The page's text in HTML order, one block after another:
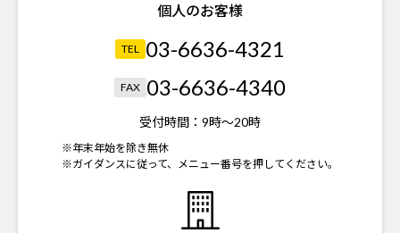
個人のお客様
TEL 03-6636-4321
FAX 03-6636-4340
受付時間： 9時～20時
※年末年始を除き無休
※ガイダンスに従って、メニュー番号を押してください。